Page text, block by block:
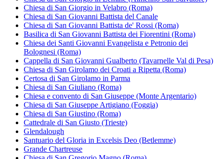
Chiesa di San Giorgio in Velabro (Roma)
Chiesa di San Giovanni Battista del Canale
Chiesa di San Giovanni Battista de' Rossi (Roma)
Basilica di San Giovanni Battista dei Fiorentini (Roma)
Chiesa dei Santi Giovanni Evangelista e Petronio dei
Bolognesi (Roma)
Cappella di San Giovanni Gualberto (Tavarnelle Val di Pesa)
Chiesa di San Girolamo dei Croati a Ripetta (Roma)
Certosa di San Girolamo in Parma
Chiesa di San Giuliano (Roma)
Chiesa e convento di San Giuseppe (Monte Argentario)
Chiesa di San Giuseppe Artigiano (Foggia)
Chiesa di San Giustino (Roma)
Cattedrale di San Giusto (Trieste)
Glendalough
Santuario del Gloria in Excelsis Deo (Betlemme)
Grande Chartreuse